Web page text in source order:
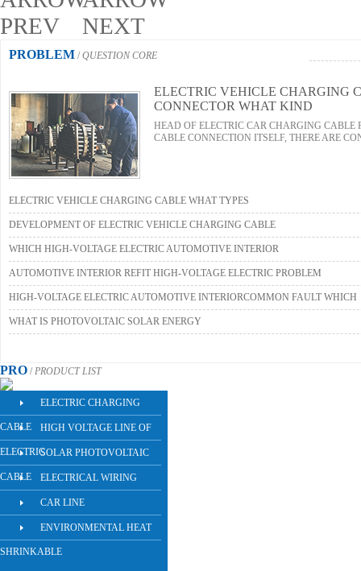
PROBLEM /QUESTION CORE
ELECTRIC VEHICLE CHARGING
CONNECTOR WHAT KIND
HEAD OF ELECTRIC CAR CHARGING CABLE
CABLE CONNECTION ITSELF, THERE ARE
ELECTRIC VEHICLE CHARGING CABLE WHAT TYPES
DEVELOPMENT OF ELECTRIC VEHICLE CHARGING CABLE
WHICH HIGH-VOLTAGE ELECTRIC AUTOMOTIVE INTERIOR
AUTOMOTIVE INTERIOR REFIT HIGH-VOLTAGE ELECTRIC PROBLEM
HIGH-VOLTAGE ELECTRIC AUTOMOTIVE INTERIORCOMMON FAULT WHICH
WHAT IS PHOTOVOLTAIC SOLAR ENERGY
PRO /PRODUCT LIST
ELECTRIC CHARGING
CABLE HIGH VOLTAGE LINE OF
ELECTRICSOLAR PHOTOVOLTAIC
CABLE ELECTRICAL WIRING
CAR LINE
ENVIRONMENTAL HEAT
SHRINKABLE